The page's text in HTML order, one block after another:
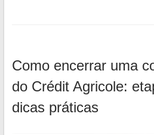
Como encerrar uma
do Crédit Agricole:
dicas práticas